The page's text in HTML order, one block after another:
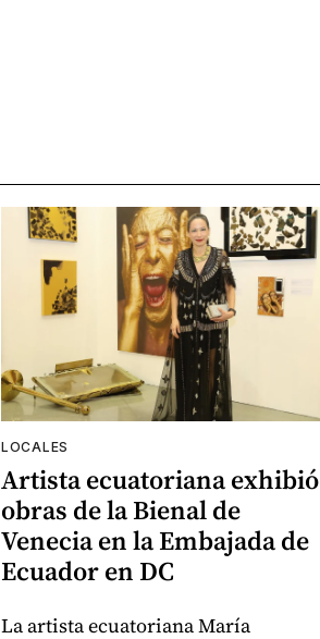
LOCALES
Artista ecuatoriana exhibió
obras de la Bienal de
Venecia en la Embajada de
Ecuador en DC
La artista ecuatoriana María